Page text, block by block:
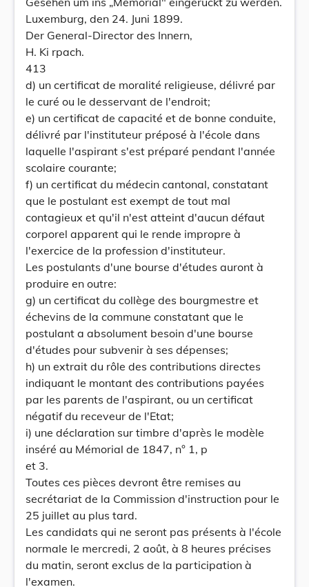
Luxemburg, den 24. Juni 1899.
Der General-Director des Innern,
H. Ki rpach.
413
d) un certificat de moralité religieuse, délivré par
le curé ou le desservant de l'endroit;
e) un certificat de capacité et de bonne conduite,
délivré par l'instituteur préposé à l'école dans
laquelle l'aspirant s'est préparé pendant l'année
scolaire courante;
f) un certificat du médecin cantonal, constatant
que le postulant est exempt de tout mal
contagieux et qu'il n'est atteint d'aucun défaut
corporel apparent qui le rende impropre à
l'exercice de la profession d'instituteur.
Les postulants d'une bourse d'études auront à
produire en outre:
g) un certificat du collège des bourgmestre et
échevins de la commune constatant que le
postulant a absolument besoin d'une bourse
d'études pour subvenir à ses dépenses;
h) un extrait du rôle des contributions directes
indiquant le montant des contributions payées
par les parents de l'aspirant, ou un certificat
négatif du receveur de l'Etat;
i) une déclaration sur timbre d'après le modèle
inséré au Mémorial de 1847, n° 1, p
et 3.
Toutes ces pièces devront être remises au
secrétariat de la Commission d'instruction pour le
25 juillet au plus tard.
Les candidats qui ne seront pas présents à l'école
normale le mercredi, 2 août, à 8 heures précises
du matin, seront exclus de la participation à
l'examen.